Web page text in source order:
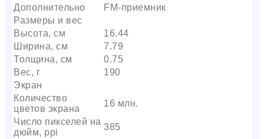
Дополнительно
FM-приемник
Размеры и вес
Высота, см
16.44
Ширина, см
7.79
Толщина, см
0.75
Вес, г
190
Экран
Количество
цветов экрана
16 млн.
Число пикселей на
дюйм, ppi
385